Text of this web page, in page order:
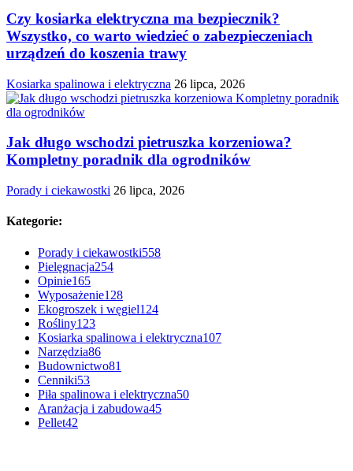
Czy kosiarka elektryczna ma bezpiecznik?
Wszystko, co warto wiedzieć o zabezpieczeniach
urządzeń do koszenia trawy
Kosiarka spalinowa i elektryczna 26 lipca, 2026
Jak długo wschodzi pietruszka korzeniowa?
Kompletny poradnik dla ogrodników
Porady i ciekawostki 26 lipca, 2026
Kategorie:
Porady i ciekawostki558
Pielęgnacja254
Opinie165
Wyposażenie128
Ekogroszek i węgiel124
Rośliny123
Kosiarka spalinowa i elektryczna107
Narzędzia86
Budownictwo81
Cenniki53
Piła spalinowa i elektryczna50
Aranżacja i zabudowa45
Pellet42